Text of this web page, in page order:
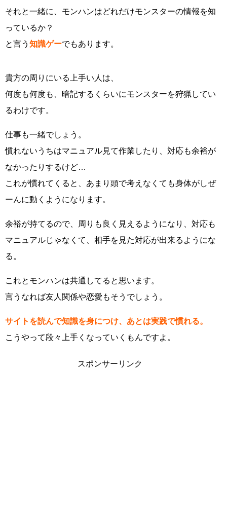
それと一緒に、モンハンはどれだけモンスターの情報を知
っているか？
と言う 知識ゲーでもあります。
貴方の周りにいる上手い人は、
何度も何度も、暗記するくらいにモンスターを狩猟してい
るわけです。
仕事も一緒でしょう。
慣れないうちはマニュアル見て作業したり、対応も余裕が
なかったりするけど…
これが慣れてくると、あまり頭で考えなくても身体がしぜ
ーんに動くようになります。
余裕が持てるので、周りも良く見えるようになり、対応も
マニュアルじゃなくて、相手を見た対応が出来るようにな
る。
これとモンハンは共通してると思います。
言うなれば友人関係や恋愛もそうでしょう。
サイトを読んで知識を身につけ、あとは実践で慣れる。
こうやって段々上手くなっていくもんですよ。
スポンサーリンク